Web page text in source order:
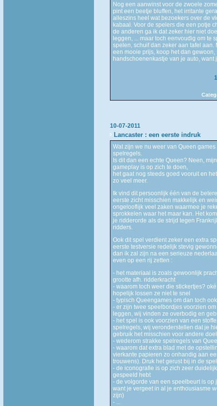
Nog een aanwinst voor de zwoele
pint een beetje bluffen, het irritante
alleszins heel wat bezoekers over de
kabaal. Voor de spelers die een potje
de anderen ga ik dat zeker hier niet
leggen, ... maar toch eenvoudig om te
spelen, schuif dan zeker aan tafel
een mooie prijs, koop het dan
handschoenenkastje van je auto,
10-07-2011
Lancaster : een eerste indruk
Wat zijn we nu weer van Queen
spelregels.
Is dit dan een echte Queen? Neen,
gameplay is op zich te doen,
het gaat nog steeds goed vooruit en
zo veel meer.
Ik vind dit persoonlijk één van de
eerste zicht misschien makkelijk en
ongelooflijk veel zaken waarmee je
sprokkelen waar het maar kan. Het
je ridderorde als de strijd tegen
ridders.
Ook dit spel verdient zeker een extra
eerste testversie redelijk stevig
dan ik zal zijn na een serieuze
even op een rij zetten :
- het materiaal is zoals gewoonlijk
grootte afh. ridderkracht
- waarom toch weer die stickertjes?
hopelijk lossen ze niet te snel
- typisch Queengames om dan toch
- er zijn twee speelbordjes voorzien
leggen, wij vinden ze overbodig en
- het spel is ook voorzien van een
spelregels, wij veronderstellen dat je
gebruik het misschien voor andere
- wederom strakke spelregels van
- waarom dat extra blad met de
vierkante papieren zo onhandig aan
trouwens). Druk het gerust bij in de
- de iconografie is op zich zeer
gespeeld hebt
- de volgorde van een speelbeurt is op
want je vergeet in al je enthousiasme
zijn)
- ...